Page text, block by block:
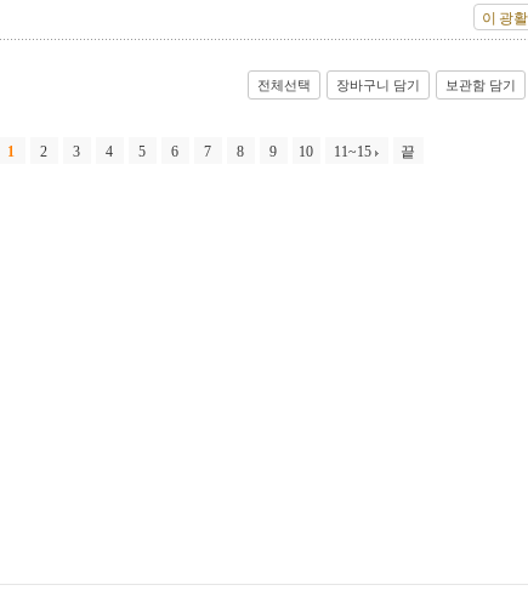
이 광
전체선택 장바구니 담기 보관함 담기
1 2 3 4 5 6 7 8 9 10 11~15 끝